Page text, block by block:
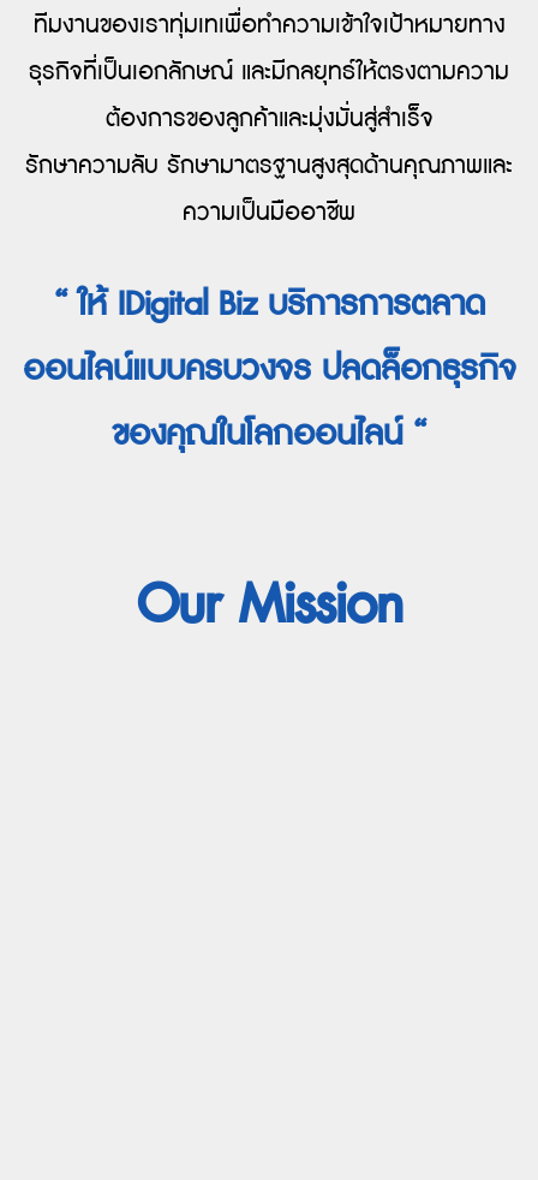
ทีมงานของเราทุ่มเทเพื่อทำความเข้าใจเป้าหมายทาง
ธุรกิจที่เป็นเอกลักษณ์ และมีกลยุทธ์ให้ตรงตามความ
ต้องการของลูกค้าและมุ่งมั่นสู่สำเร็จ
รักษาความลับ รักษามาตรฐานสูงสุดด้านคุณภาพและ
ความเป็นมืออาชีพ
“ ให้ IDigital Biz บริการการตลาด
ออนไลน์แบบครบวงจร ปลดล็อกธุรกิจ
ของคุณในโลกออนไลน์ “
Our Mission